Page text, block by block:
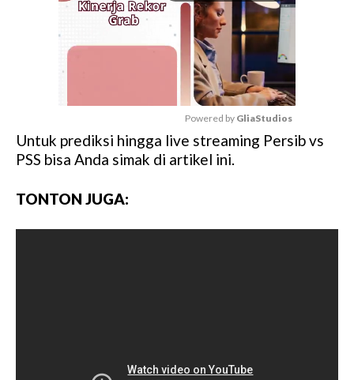
M
Powered by GliaStudios
Untuk prediksi hingga live streaming Persib vs
PSS bisa Anda simak di artikel ini.
TONTON JUGA: